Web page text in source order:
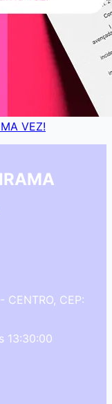
VEZ!
CENTRO, CEP:
13:30:00